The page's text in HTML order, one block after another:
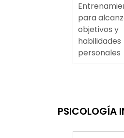
para
objetivos y
habilidades
personales
PSICOLOGÍA